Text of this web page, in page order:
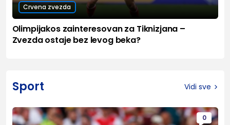
Crvena zvezda
Olimpijakos zainteresovan za Tiknizjana –
Zvezda ostaje bez levog beka?
Sport Vidi sve
0